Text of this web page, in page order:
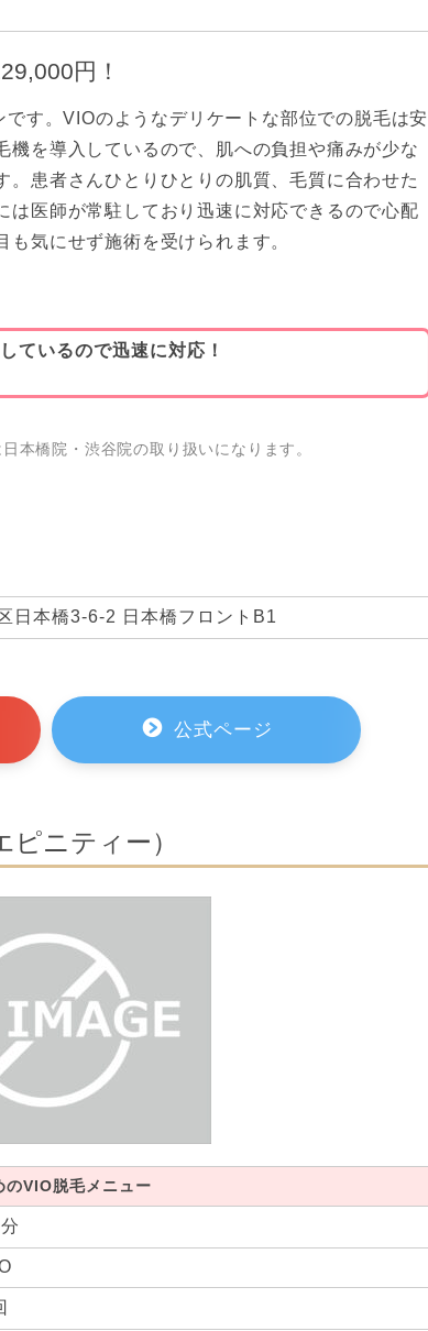
円！
す。VIOのようなデリケートな部位での脱毛は安
機を導入しているので、肌への負担や痛みが少な
。患者さんひとりひとりの肌質、毛質に合わせた
は医師が常駐しており迅速に対応できるので心配
気にせず施術を受けられます。
ているので迅速に対応！
本橋院・渋谷院の取り扱いになります。
日本橋3-6-2 日本橋フロントB1
公式ページ
ニティー）
のVIO脱毛メニュー